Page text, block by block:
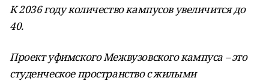
К 2036 году количество кампусов увеличится до
40.
Проект уфимского Межвузовского кампуса – это
студенческое пространство с жилыми